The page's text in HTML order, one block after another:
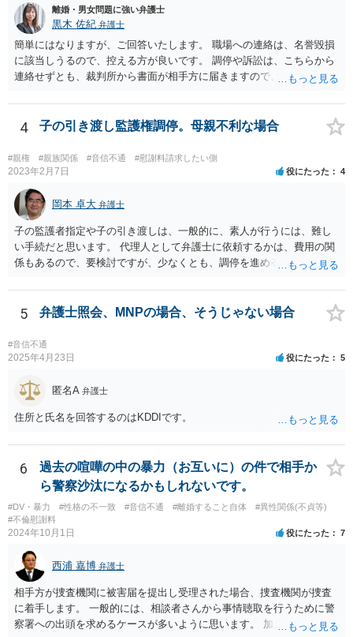
離婚・男女問題に強い弁護士
黒木 佐紀 弁護士
簡単にはなりますが、ご回答いたします。 職場への連絡は、名誉毀損
に該当しうるので、控える方が良いです。 調停や訴訟は、こちらから
連絡せずとも、裁判所から書面が相手方に届きますので、連絡不要で
いのであれば、調停や訴訟をするしかないかと思います。
4 子の引き渡し監護権調停。母親不利な場合
#親権 #親族関係 #音信不通 #慰謝料請求したい側
2023年2月7日 役にたった 4
岡本 卓大 弁護士
子の監護者指定や子の引き渡しは、一般的に、素人が行うには、難し
い手続だと思います。 代理人として弁護士に依頼するかは、費用の関
係もあるので、要検討ですが、少なくとも、調停を進める上で、弁護
で、弁護士に依頼しづらいということであれば、法テラスの法律扶助
制度を利用できることもあるので、その点も弁護士に相談してみてく
5 弁護士照会、MNPの場合、そうじゃない場合
#音信不通
2025年4月23日 役にたった 5
匿名A 弁護士
住所と氏名を回答するのはKDDIです。
6
過去の喧嘩の中の暴力（お互いに）の件で相手か
ら警察沙汰になるかもしれないです。
#DV・暴力 #性格の不一致 #音信不通 #離婚すること自体
#異性関係(不貞等)
#不倫慰謝料
2024年10月1日 役にたった 7
西浦 嘉博 弁護士
相手方が捜査機関に被害届を提出し受理された場合、捜査機関が捜査
に着手します。 一般的には、相談者さんから事情聴取を行うために警
察署への出頭を求めるケースが多いように思います。 加えて、相手方